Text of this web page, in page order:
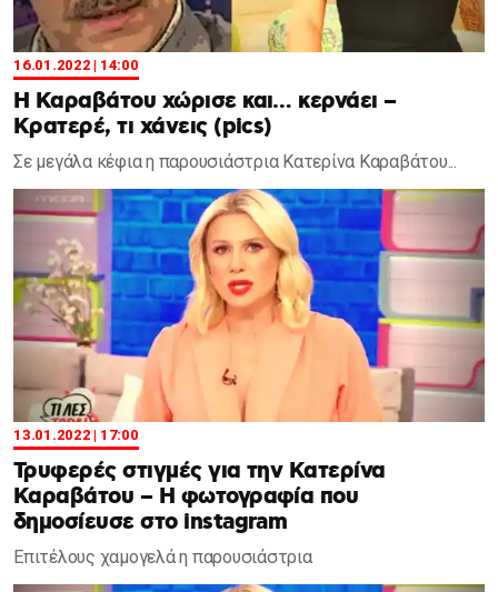
16.01.2022 | 14:00
Η Καραβάτου χώρισε και… κερνάει –
Κρατερέ, τι χάνεις (pics)
Σε μεγάλα κέφια η παρουσιάστρια Κατερίνα Καραβάτου...
13.01.2022 | 17:00
Τρυφερές στιγμές για την Κατερίνα
Καραβάτου – Η φωτογραφία που
δημοσίευσε στο instagram
Επιτέλους χαμογελά η παρουσιάστρια